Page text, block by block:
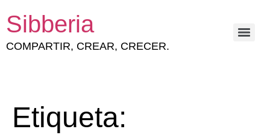
Sibberia
COMPARTIR, CREAR, CRECER.
Etiqueta: